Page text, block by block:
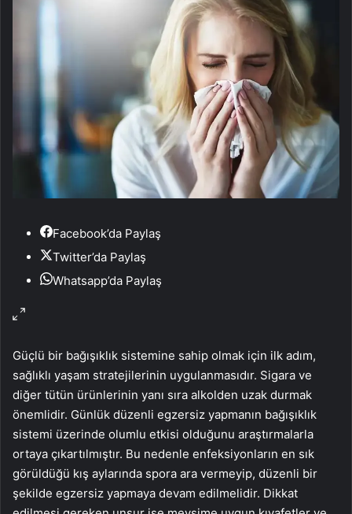
Facebook’da Paylaş
Twitter’da Paylaş
Whatsapp’da Paylaş
Güçlü bir bağışıklık sistemine sahip olmak için ilk adım,
sağlıklı yaşam stratejilerinin uygulanmasıdır. Sigara ve
diğer tütün ürünlerinin yanı sıra alkolden uzak durmak
önemlidir. Günlük düzenli egzersiz yapmanın bağışıklık
sistemi üzerinde olumlu etkisi olduğunu araştırmalarla
ortaya çıkartılmıştır. Bu nedenle enfeksiyonların en sık
görüldüğü kış aylarında spora ara vermeyip, düzenli bir
şekilde egzersiz yapmaya devam edilmelidir. Dikkat